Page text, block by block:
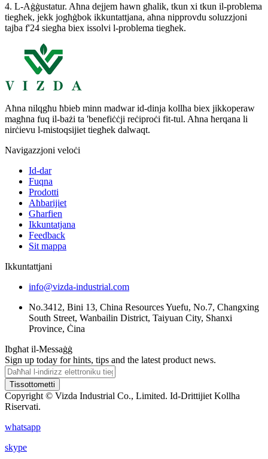
4. L-Aġġustatur. Aħna dejjem hawn għalik, tkun xi tkun il-problema
tiegħek, jekk jogħġbok ikkuntattjana, aħna nipprovdu soluzzjoni
tajba f'24 siegħa biex issolvi l-problema tiegħek.
Aħna nilqgħu ħbieb minn madwar id-dinja kollha biex jikkoperaw
magħna fuq il-bażi ta 'benefiċċji reċiproċi fit-tul. Aħna ħerqana li
nirċievu l-mistoqsijiet tiegħek dalwaqt.
Navigazzjoni veloċi
Id-dar
Fuqna
Prodotti
Aħbarijiet
Għarfien
Ikkuntatjana
Feedback
Sit mappa
Ikkuntattjani
info@vizda-industrial.com
No.3412, Bini 13, China Resources Yuefu, No.7, Changxing
South Street, Wanbailin District, Taiyuan City, Shanxi
Province, Ċina
Ibgħat il-Messaġġ
Sign up today for hints, tips and the latest product news.
Tissottometti
Copyright © Vizda Industrial Co., Limited. Id-Drittijiet Kollha
Riservati.
whatsapp
skype